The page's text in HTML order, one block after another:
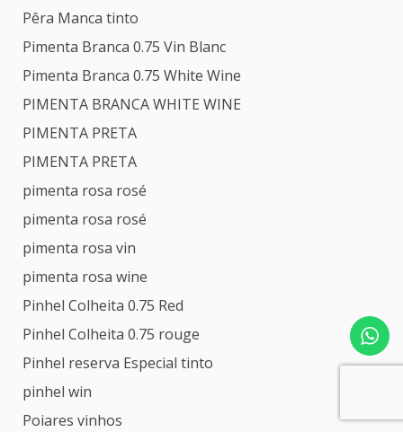
Pêra Manca tinto
Pimenta Branca 0.75 Vin Blanc
Pimenta Branca 0.75 White Wine
PIMENTA BRANCA WHITE WINE
PIMENTA PRETA
PIMENTA PRETA
pimenta rosa rosé
pimenta rosa rosé
pimenta rosa vin
pimenta rosa wine
Pinhel Colheita 0.75 Red
Pinhel Colheita 0.75 rouge
Pinhel reserva Especial tinto
pinhel win
Poiares vinhos